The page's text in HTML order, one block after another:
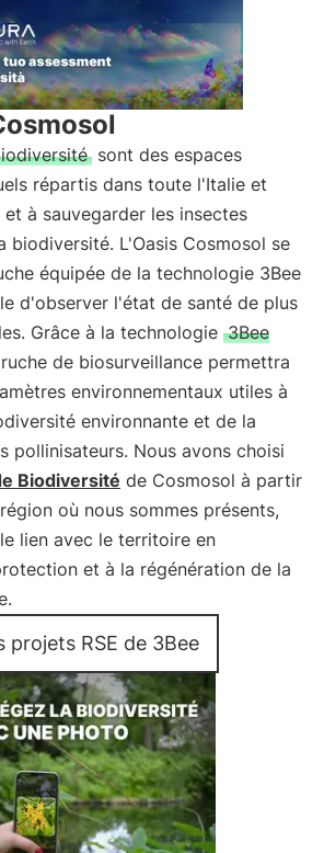
sont des espaces
répartis dans toute l'Italie et
à sauvegarder les insectes
biodiversité. L'Oasis Cosmosol se
équipée de la technologie 3Bee
d'observer l'état de santé de plus
Grâce à la technologie 3Bee
de biosurveillance permettra
environnementaux utiles à
environnante et de la
pollinisateurs. Nous avons choisi
Biodiversité de Cosmosol à partir
où nous sommes présents,
lien avec le territoire en
et à la régénération de la
projets RSE de 3Bee